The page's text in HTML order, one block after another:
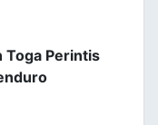
Toga Perintis